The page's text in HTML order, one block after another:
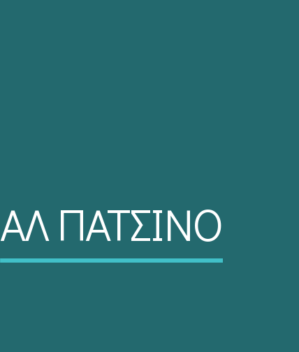
ΑΛ ΠΑΤΣΙΝΟ